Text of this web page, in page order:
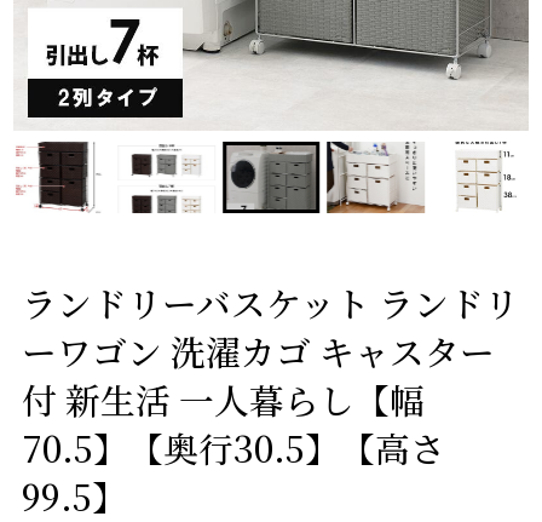
ランドリーバスケット ランドリ
ーワゴン 洗濯カゴ キャスター
付 新生活 一人暮らし【幅
70.5】【奥行30.5】【高さ
99.5】